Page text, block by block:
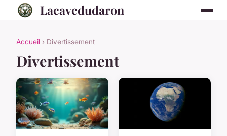
Lacavedudaron
Accueil › Divertissement
Divertissement